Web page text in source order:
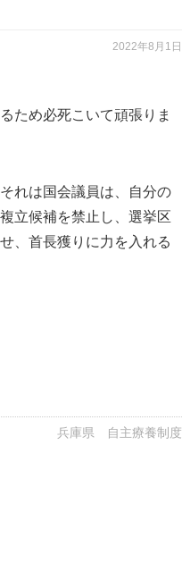
2022年8月1日
ため必死こいて頑張りま
れは国会議員は、自分の
立候補を禁止し、選挙区
、首長獲りに力を入れる
兵庫県 自主療養制度